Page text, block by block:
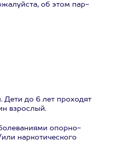
об этом пар-
Дети до 6 лет проходят
взрослый.
опорно-
наркотического